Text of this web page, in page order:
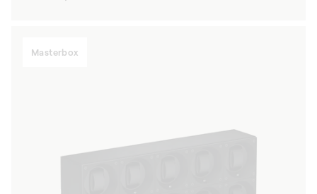
Masterbox